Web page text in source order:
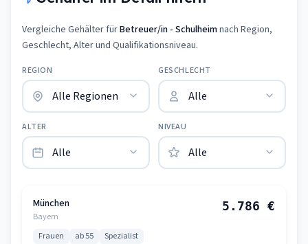
Vergleiche Gehälter fürBetreuer/in - Schulheimnach Region,
Geschlecht, Alter und Qualifikationsniveau.
REGION GESCHLECHT
ALTER NIVEAU
München
Bayern
5.786 €
Frauen ab 55 Spezialist